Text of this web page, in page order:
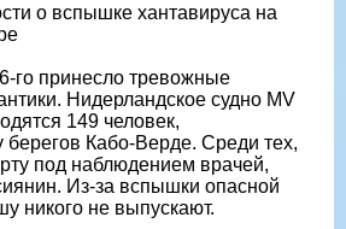
о вспышке хантавируса на
го принесло тревожные
Нидерландское судно MV
149 человек,
берегов Кабо-Верде. Среди тех,
под наблюдением врачей,
Из-за вспышки опасной
никого не выпускают.